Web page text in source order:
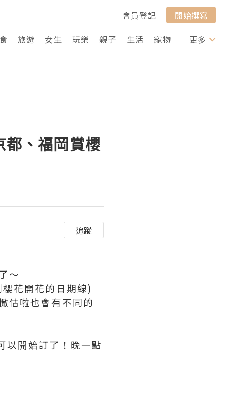
會員登記
開始撰寫
旅遊 女生 玩樂 親子 生活 寵物 行山 打卡
更多
都、福岡賞櫻
追蹤
～
花開花的日期線)
估啦也會有不同的
以開始訂了！晚一點